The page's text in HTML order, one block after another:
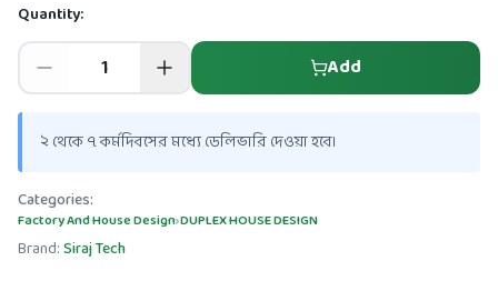
Quantity:
Add
২ থেকে ৭ কর্মদিবসের মধ্যে ডেলিভারি দেওয়া হবে।
Categories:
Factory And House Design›DUPLEX HOUSE DESIGN
Brand:Siraj Tech